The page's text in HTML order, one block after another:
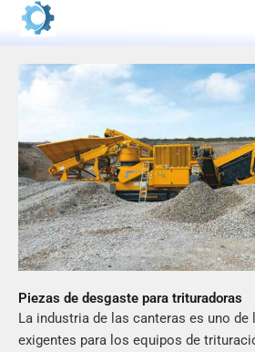
Piezas de desgaste para trituradoras
La industria de las canteras es uno
exigentes para los equipos de